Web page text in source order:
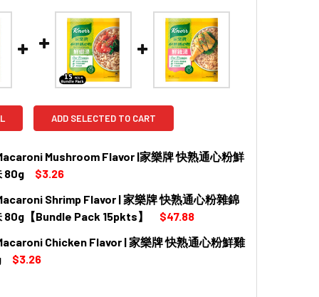
ADD SELECTED TO CART
Mushroom Flavor |家樂牌 快熟通心粉鮮
80g
$3.26
QUANTITY OF KNORR MACARONI MUSHROOM FLAVOR |家樂
INCREASE QUANTITY OF KNORR MACARONI MUSHROOM
Shrimp Flavor | 家樂牌 快熟通心粉雜錦
80g【Bundle Pack 15pkts】
$47.88
QUANTITY OF KNORR MACARONI SHRIMP FLAVOR | 家樂牌
INCREASE QUANTITY OF KNORR MACARONI SHRIMP
Chicken Flavor | 家樂牌 快熟通心粉鮮雞
$3.26